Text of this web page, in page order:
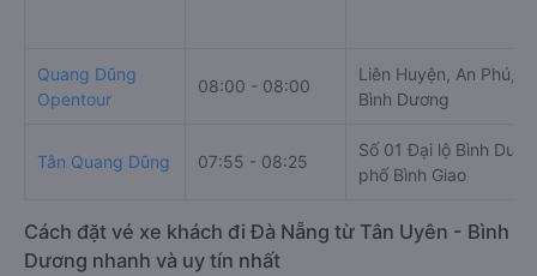
Quang Dũng
Opentour
08:00 - 08:00
Liên Huyện, An Phú,
Bình Dương
Tân Quang Dũng 07:55 - 08:25
Số 01 Đại lộ Bình
phố Bình Giao
Cách đặt vé xe khách đi Đà Nẵng từ Tân Uyên - Bình
Dương nhanh và uy tín nhất